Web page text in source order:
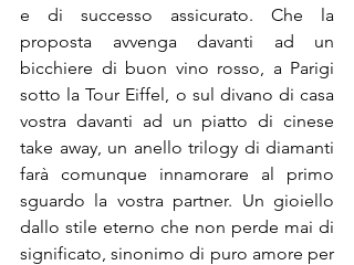
e di successo assicurato. Che la
proposta avvenga davanti ad un
bicchiere di buon vino rosso, a Parigi
sotto la Tour Eiffel, o sul divano di casa
vostra davanti ad un piatto di cinese
take away, un anello trilogy di diamanti
farà comunque innamorare al primo
sguardo la vostra partner. Un gioiello
dallo stile eterno che non perde mai di
significato, sinonimo di puro amore per